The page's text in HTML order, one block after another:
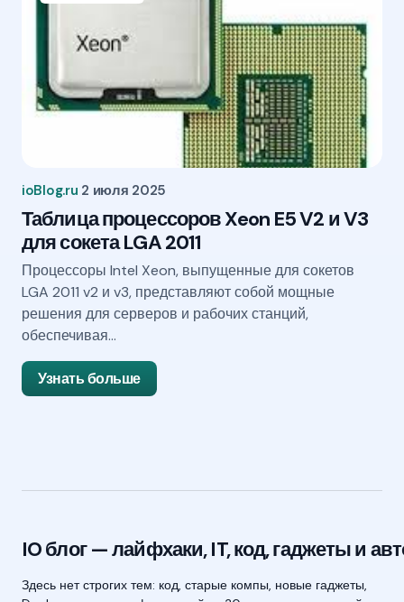
ioBlog.ru 2 июля 2025
Таблица процессоров Xeon E5 V2 и V3
для сокета LGA 2011
Процессоры Intel Xeon, выпущенные для сокетов
LGA 2011 v2 и v3, представляют собой мощные
решения для серверов и рабочих станций,
обеспечивая…
Узнать больше
IO блог — лайфхаки, IT, код, гаджеты и
Здесь нет строгих тем: код, старые компы, новые гаджеты,